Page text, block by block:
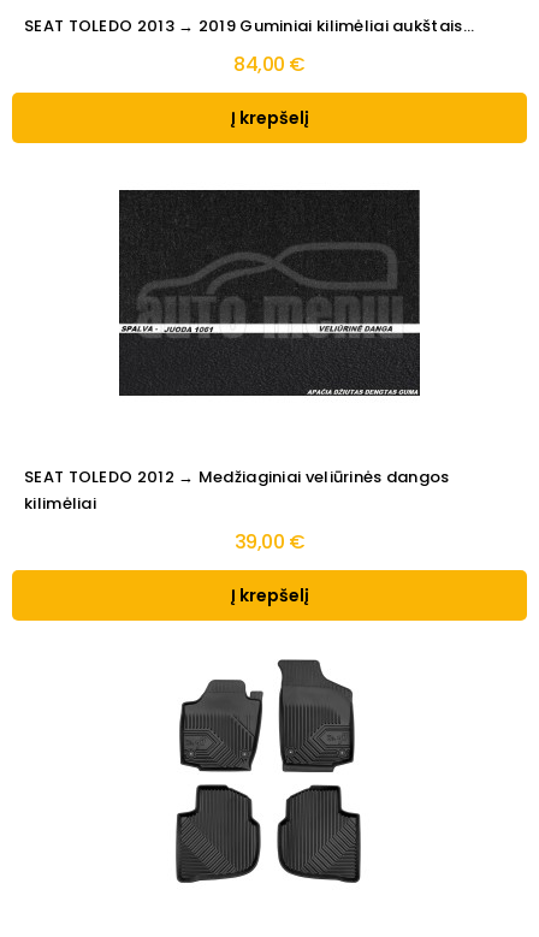
SEAT TOLEDO 2013 → 2019 Guminiai kilimėliai aukštais...
84,00 €
Į krepšelį
SEAT TOLEDO 2012 → Medžiaginiai veliūrinės dangos
kilimėliai
39,00 €
Į krepšelį